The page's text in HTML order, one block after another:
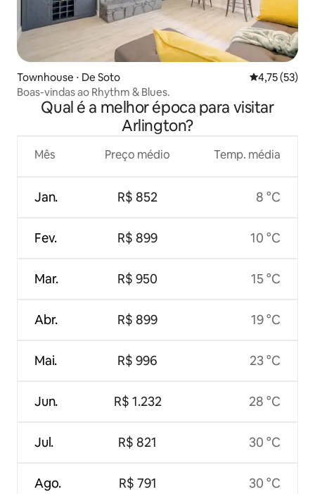
Townhouse ⋅ De Soto 4,75 de uma
4,75 (53)
Boas-vindas ao Rhythm & Blues.
Qual é a melhor época para visitar
Arlington?
Mês
Jan.
Fev.
Mar.
Abr.
Mai.
Jun.
Jul.
Ago.
Preço médio
R$ 852
R$ 899
R$ 950
R$ 899
R$ 996
R$ 1.232
R$ 821
R$ 791
Temp. média
8 °C
10 °C
15 °C
19 °C
23 °C
28 °C
30 °C
30 °C